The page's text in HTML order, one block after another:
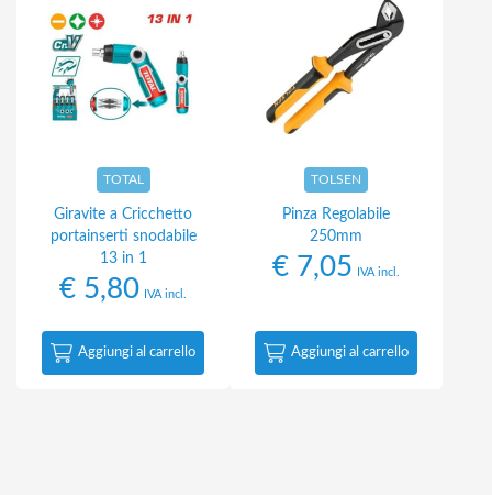
TOTAL
Giravite a Cricchetto
portainserti snodabile
13 in 1
€ 5,80 IVA incl.
Aggiungi al carrello
TOLSEN
Pinza Regolabile
250mm
€ 7,05 IVA incl.
Aggiungi al carrello